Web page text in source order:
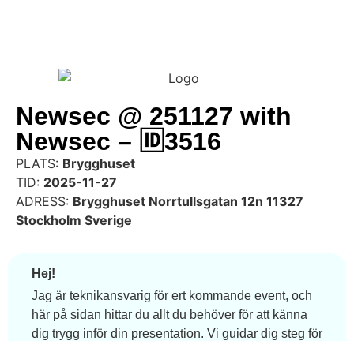
Newsec @ 251127 with
Newsec – 🆔3516
PLATS: Brygghuset
TID: 2025-11-27
ADRESS: Brygghuset Norrtullsgatan 12n 11327
Stockholm Sverige
Hej!
Jag är teknikansvarig för ert kommande event, och
här på sidan hittar du allt du behöver för att känna
dig trygg inför din presentation. Vi guidar dig steg för